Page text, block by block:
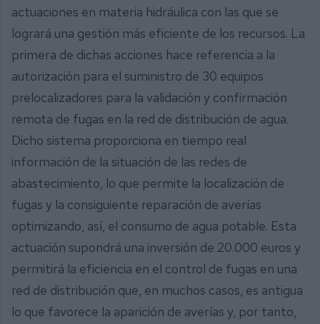
actuaciones en materia hidráulica con las que se
logrará una gestión más eficiente de los recursos. La
primera de dichas acciones hace referencia a la
autorización para el suministro de 30 equipos
prelocalizadores para la validación y confirmación
remota de fugas en la red de distribución de agua.
Dicho sistema proporciona en tiempo real
información de la situación de las redes de
abastecimiento, lo que permite la localización de
fugas y la consiguiente reparación de averías
optimizando, así, el consumo de agua potable. Esta
actuación supondrá una inversión de 20.000 euros y
permitirá la eficiencia en el control de fugas en una
red de distribución que, en muchos casos, es antigua
lo que favorece la aparición de averías y, por tanto,